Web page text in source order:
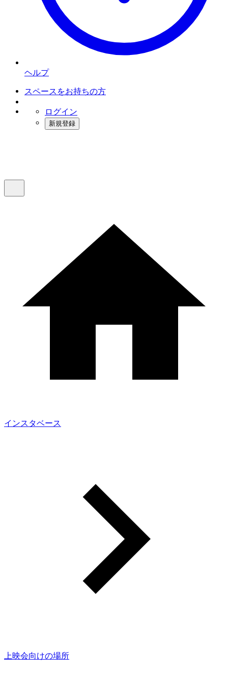
ヘルプ
スペースをお持ちの方
ログイン
新規登録
インスタベース
上映会向けの場所